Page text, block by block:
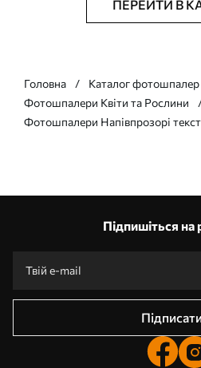
ПЕРЕЙТИ В
Головна
Каталог фотошпалер
Фотошпалери Квіти та Рослини
Фотошпалери Напівпрозорі
та рожевого кольорів на
Підпишіться на